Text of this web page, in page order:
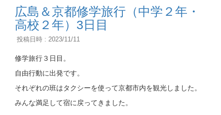
広島＆京都修学旅行（中学２年・
高校２年）3日目
投稿日時 : 2023/11/11
修学旅行３日目。
自由行動に出発です。
それぞれの班はタクシーを使って京都市内を観光しました。
みんな満足して宿に戻ってきました。